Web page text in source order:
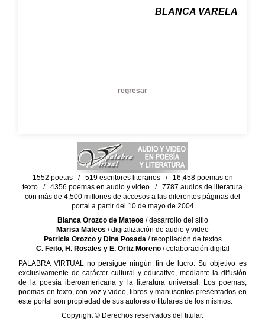
BLANCA VARELA
regresar
1552 poetas / 519 escritores literarios / 16,458 poemas en
texto / 4356 poemas en audio y video / 7787 audios de literatura
con más de 4,500 millones de accesos a las diferentes páginas del
portal a partir del 10 de mayo de 2004
Blanca Orozco de Mateos / desarrollo del sitio
Marisa Mateos / digitalización de audio y video
Patricia Orozco y Dina Posada/ recopilación de textos
C. Feito, H. Rosales y E. Ortiz Moreno/ colaboración digital
PALABRA VIRTUAL no persigue ningún fin de lucro. Su objetivo es
exclusivamente de carácter cultural y educativo, mediante la difusión
de la poesía iberoamericana y la literatura universal. Los poemas,
poemas en texto, con voz y video, libros y manuscritos presentados en
este portal son propiedad de sus autores o titulares de los mismos.
Copyright © Derechos reservados del titular.